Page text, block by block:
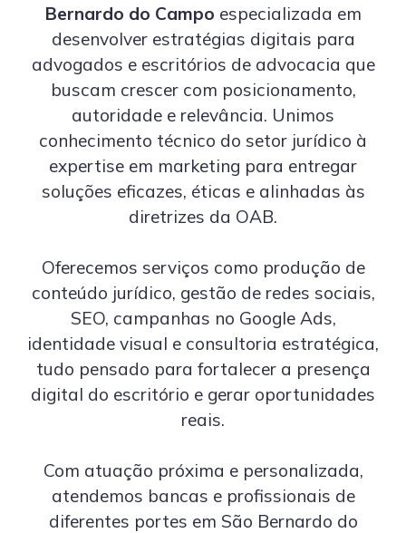
Bernardo do Campo especializada em
desenvolver estratégias digitais para
advogados e escritórios de advocacia que
buscam crescer com posicionamento,
autoridade e relevância. Unimos
conhecimento técnico do setor jurídico à
expertise em marketing para entregar
soluções eficazes, éticas e alinhadas às
diretrizes da OAB.
Oferecemos serviços como produção de
conteúdo jurídico, gestão de redes sociais,
SEO, campanhas no Google Ads,
identidade visual e consultoria estratégica,
tudo pensado para fortalecer a presença
digital do escritório e gerar oportunidades
reais.
Com atuação próxima e personalizada,
atendemos bancas e profissionais de
diferentes portes em São Bernardo do